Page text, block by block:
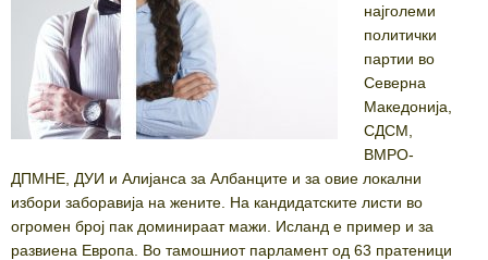
најголеми
политички
партии во
Северна
Македонија,
СДСМ,
ВМРО-
ДПМНЕ, ДУИ и Алијанса за Албанците и за овие локални
избори заборавија на жените. На кандидатските листи во
огромен број пак доминираат мажи. Исланд е пример и за
развиена Европа. Во тамошниот парламент од 63 пратеници